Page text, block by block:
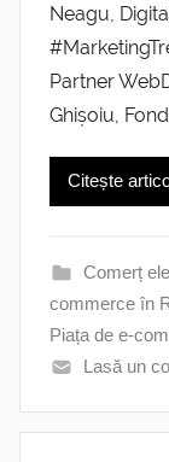
Neagu,
Partner
Ghișoiu,
Citește
Comerț
commerce în
Piața de e-
Lasă un